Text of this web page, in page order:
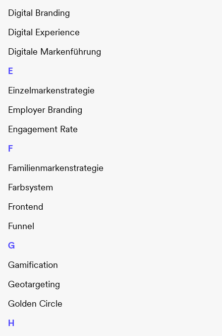
Digital Branding
Digital Experience
Digitale Markenführung
E
Einzelmarkenstrategie
Employer Branding
Engagement Rate
F
Familienmarkenstrategie
Farbsystem
Frontend
Funnel
G
Gamification
Geotargeting
Golden Circle
H